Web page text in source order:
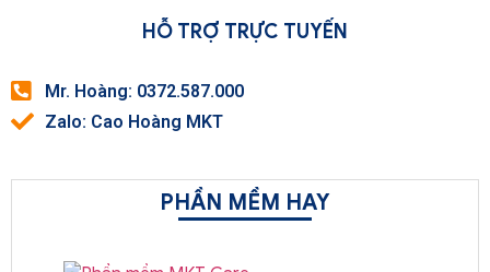
HỖ TRỢ TRỰC TUYẾN
Mr. Hoàng: 0372.587.000
Zalo: Cao Hoàng MKT
PHẦN MỀM HAY